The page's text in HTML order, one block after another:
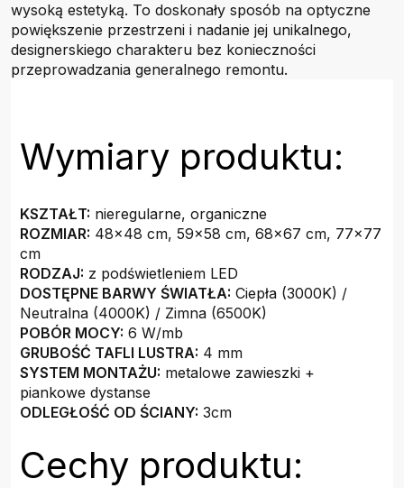
wysoką estetyką. To doskonały sposób na optyczne
powiększenie przestrzeni i nadanie jej unikalnego,
designerskiego charakteru bez konieczności
przeprowadzania generalnego remontu.
Wymiary produktu:
KSZTAŁT: nieregularne, organiczne
ROZMIAR: 48x48 cm, 59x58 cm, 68x67 cm, 77x77
cm
RODZAJ: z podświetleniem LED
DOSTĘPNE BARWY ŚWIATŁA: Ciepła (3000K) /
Neutralna (4000K) / Zimna (6500K)
POBÓR MOCY: 6 W/mb
GRUBOŚĆ TAFLI LUSTRA: 4 mm
SYSTEM MONTAŻU: metalowe zawieszki +
piankowe dystanse
ODLEGŁOŚĆ OD ŚCIANY: 3cm
Cechy produktu: